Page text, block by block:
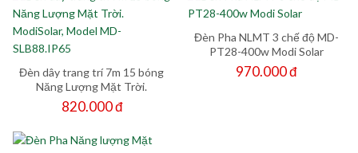
Đèn dây trang trí 7m 15 bóng
Năng Lượng Mặt Trời.
ModiSolar, Model MD-
SLB88.IP65
820.000 đ
Đèn Pha NLMT 3 chế độ MD-
PT28-400w Modi Solar
970.000 đ